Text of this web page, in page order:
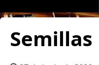
Semillas